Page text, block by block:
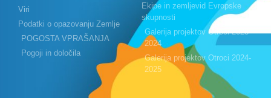
Viri
Podatki o opazovanju Zemlje
POGOSTA VPRAŠANJA
Pogoji in določila
Ekipe in zemljevid Evropske
skupnosti
Galerija projektov Otroci 2023-
2024
Galerija projektov Otroci 2024-
2025